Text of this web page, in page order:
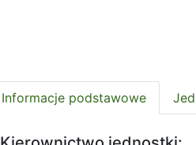
Informacje podstawowe